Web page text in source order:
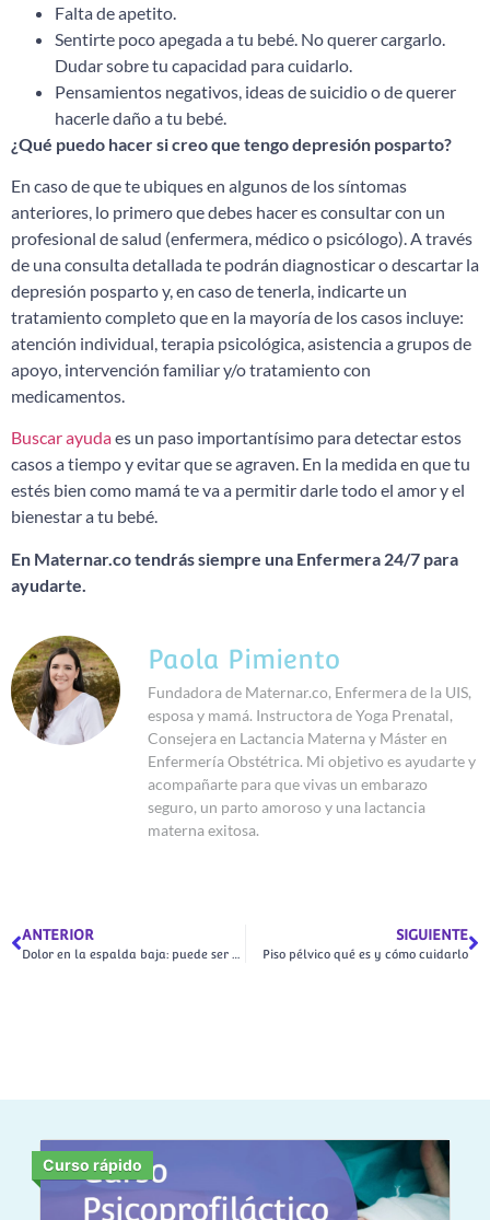
Falta de apetito.
Sentirte poco apegada a tu bebé. No querer cargarlo.
Dudar sobre tu capacidad para cuidarlo.
Pensamientos negativos, ideas de suicidio o de querer
hacerle daño a tu bebé.
¿Qué puedo hacer si creo que tengo depresión posparto?
En caso de que te ubiques en algunos de los síntomas
anteriores, lo primero que debes hacer es consultar con un
profesional de salud (enfermera, médico o psicólogo). A través
de una consulta detallada te podrán diagnosticar o descartar la
depresión posparto y, en caso de tenerla, indicarte un
tratamiento completo que en la mayoría de los casos incluye:
atención individual, terapia psicológica, asistencia a grupos de
apoyo, intervención familiar y/o tratamiento con
medicamentos.
Buscar ayudaes un paso importantísimo para detectar estos
casos a tiempo y evitar que se agraven. En la medida en que tu
estés bien como mamá te va a permitir darle todo el amor y el
bienestar a tu bebé.
En Maternar.co tendrás siempre una Enfermera 24/7 para
ayudarte.
Paola Pimiento
Fundadora de Maternar.co, Enfermera de la UIS,
esposa y mamá. Instructora de Yoga Prenatal,
Consejera en Lactancia Materna y Máster en
Enfermería Obstétrica. Mi objetivo es ayudarte y
acompañarte para que vivas un embarazo
seguro, un parto amoroso y una lactancia
materna exitosa.
ANTERIOR
Dolor en la espalda baja: puede ser el nervio ciático en el embarazo
SIGUIENTE
Piso pélvico qué es y cómo cuidarlo
Curso rápido